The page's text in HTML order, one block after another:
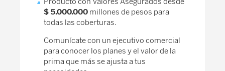
$ 5.000.000 millones de pesos para
todas las coberturas.
Comunícate con un ejecutivo comercial
para conocer los planes y el valor de la
prima que más se ajusta a tus